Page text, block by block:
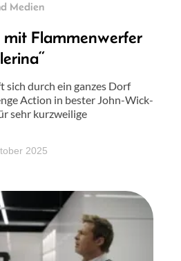
Medien
Flammenwerfer
sich durch ein ganzes Dorf
Action in bester John-Wick-
sehr kurzweilige
2025